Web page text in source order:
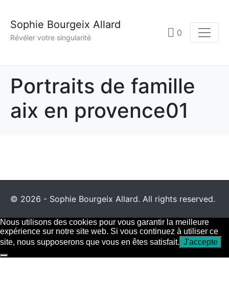
Sophie Bourgeix Allard
Révéler votre singularité 0
Portraits de famille
aix en provence01
© 2026 - Sophie Bourgeix Allard. All rights reserved.
Nous utilisons des cookies pour vous garantir la meilleure
expérience sur notre site web. Si vous continuez à utiliser ce
site, nous supposerons que vous en êtes satisfait. J'accepte